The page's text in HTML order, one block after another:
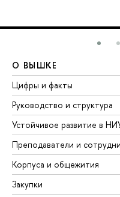
О ВЫШКЕ
Цифры и факты
Руководство и структура
Устойчивое развитие в
Преподаватели и
Корпуса и общежития
Закупки